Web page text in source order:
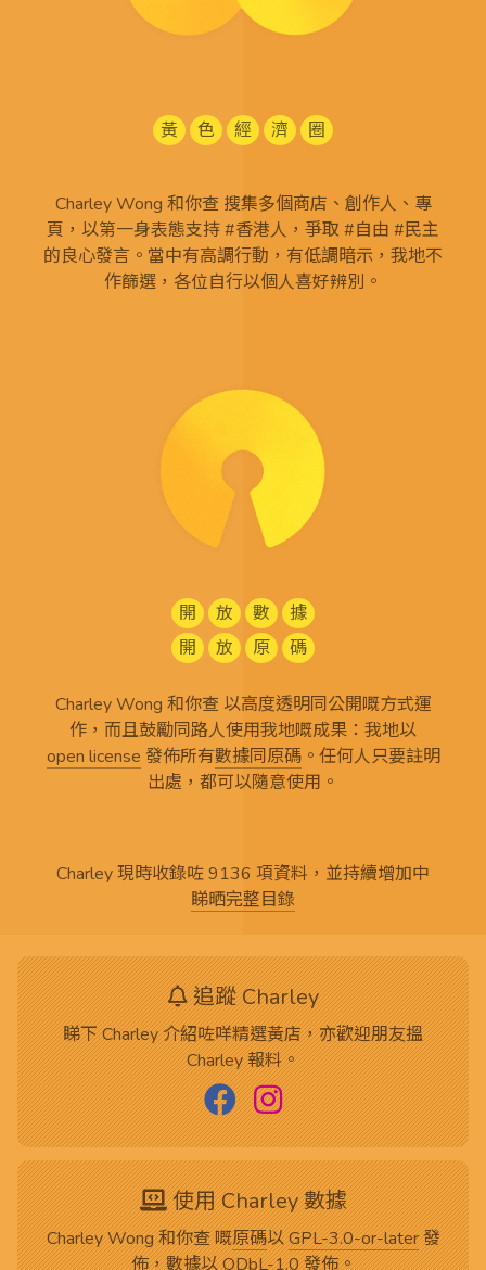
黃 色 經 濟 圈
Charley Wong 和你查 搜集多個商店、創作人、專
頁，以第一身表態支持 #香港人，爭取 #自由 #民主
的良心發言。當中有高調行動，有低調暗示，我地不
作篩選，各位自行以個人喜好辨別。
開 放 數
據
開
放 原 碼
Charley Wong 和你查 以高度透明同公開嘅方式運
作，而且鼓勵同路人使用我地嘅成果：我地以
open license 發佈所有數據同原碼。任何人只要註明
出處，都可以隨意使用。
Charley 現時收錄咗 9136 項資料，並持續增加中
睇晒完整目錄
追蹤 Charley
睇下 Charley 介紹咗咩精選黃店，亦歡迎朋友搵
Charley 報料。
使用 Charley 數據
Charley Wong 和你查 嘅原碼以GPL-3.0-or-later發
佈，數據以ODbL-1.0發佈。